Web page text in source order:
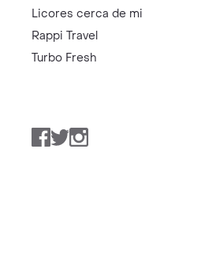
Licores cerca de mi
Rappi Travel
Turbo Fresh
Facebook
TwitterInstagram